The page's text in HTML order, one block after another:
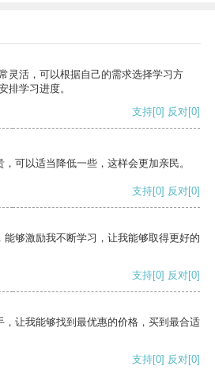
灵活，可以根据自己的需求选择学习方
排学习进度。
支持[0] 反对[0]
可以适当降低一些，这样会更加亲民。
支持[0] 反对[0]
够激励我不断学习，让我能够取得更好的
支持[0] 反对[0]
，让我能够找到最优惠的价格，买到最合适
支持[0] 反对[0]